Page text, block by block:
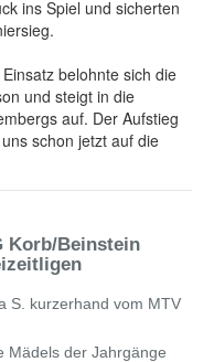
ins Spiel und sicherten
belohnte sich die
und steigt in die
auf. Der Aufstieg
schon jetzt auf die
Korb/Beinstein
S. kurzerhand vom MTV
Mädels der Jahrgänge